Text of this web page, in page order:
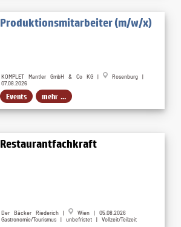
Produktionsmitarbeiter (m/w/x)
KOMPLET Mantler GmbH & Co KG |
Rosenburg |
07.08.2026
Events mehr ...
Restaurantfachkraft
Der Bäcker Riederich |
Wien | 05.08.2026
Gastronomie/Tourismus | unbefristet | Vollzeit/Teilzeit